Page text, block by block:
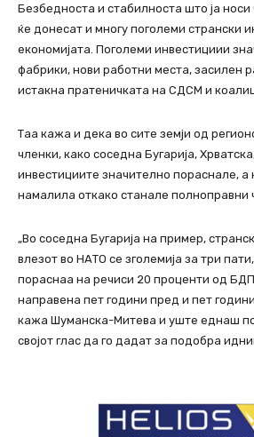
Безбедноста и стабилноста што ја
ќе донесат и многу поголеми странски
економијата. Поголеми инвестициии
фабрики, нови работни места, засилен
истакна пратеничката на СДСМ и
Таа кажа и дека во сите земји од
членки, како соседна Бугарија,
инвестициите значително пораснале, а
намалила откако станале полноправни
„Во соседна Бугарија на пример,
влезот во НАТО се зголемија за три
пораснаа на речиси 20 проценти од
направена пет години пред и пет
кажа Шуманска-Митева и уште еднаш
својот глас да го дадат за подобра